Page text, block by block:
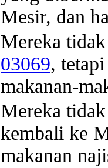
Mesir, dan
Mereka
03069,
makanan-
Mereka
kembali ke
makanan